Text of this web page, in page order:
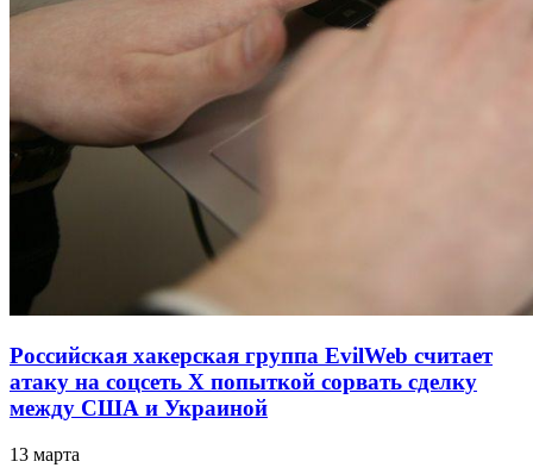
Российская хакерская группа EvilWeb считает
атаку на соцсеть Х попыткой сорвать сделку
между США и Украиной
13 марта